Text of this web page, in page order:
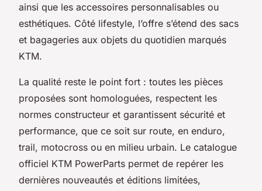
ainsi que les accessoires personnalisables ou
esthétiques. Côté lifestyle, l’offre s’étend des sacs
et bagageries aux objets du quotidien marqués
KTM.
La qualité reste le point fort : toutes les pièces
proposées sont homologuées, respectent les
normes constructeur et garantissent sécurité et
performance, que ce soit sur route, en enduro,
trail, motocross ou en milieu urbain. Le catalogue
officiel KTM PowerParts permet de repérer les
dernières nouveautés et éditions limitées,